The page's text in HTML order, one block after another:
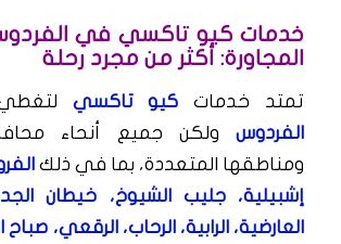
خدمات كيو تاكسي في
المجاورة: أكثر من مجرد رحلة
تمتد خدمات كيو تاكسي
الفردوسولكن جميع أنحاء
ومناطقها المتعددة، بما في ذلك
إشبيلية، جليب الشيوخ، خيطان
العارضية، الرابية، الرحاب، الرقعي، صباح